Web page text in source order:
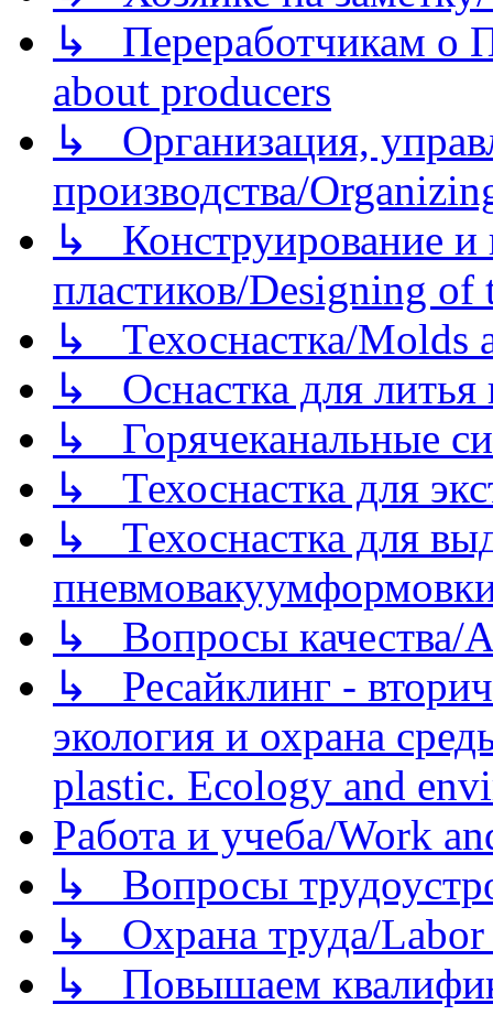
↳ Переработчикам о
about producers
↳ Организация,
производства/
↳ Конструирование и
пластиков/Designing of
↳ Техоснастка/Molds
↳ Оснастка для литья
↳ Горячеканальные
↳ Техоснастка для
↳ Техоснастка для
↳ Вопросы качества/
↳ Ресайклинг -
экология и охрана
plastic. Ecology and
Работа и учеба/Work
↳ Вопросы
↳ Охрана труда/Labor
↳ Повышаем